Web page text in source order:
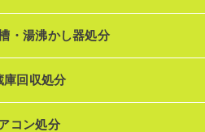
・湯沸かし器処分
庫回収処分
コン処分